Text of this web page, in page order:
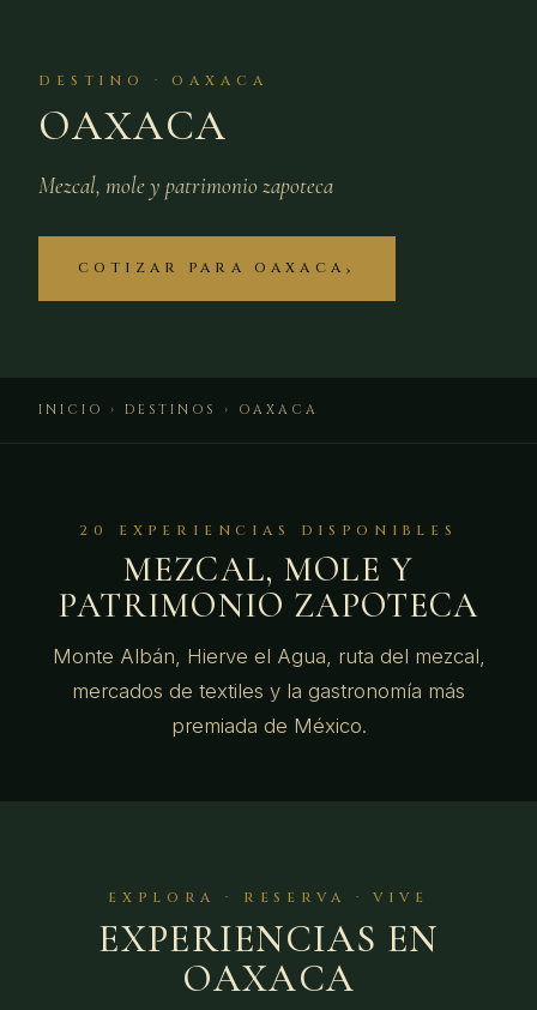
DESTINO · OAXACA
OAXACA
Mezcal, mole y patrimonio zapoteca
COTIZAR PARA OAXACA
INICIO › DESTINOS › OAXACA
20 EXPERIENCIAS DISPONIBLES
MEZCAL, MOLE Y
PATRIMONIO ZAPOTECA
Monte Albán, Hierve el Agua, ruta del mezcal,
mercados de textiles y la gastronomía más
premiada de México.
EXPLORA · RESERVA · VIVE
EXPERIENCIAS EN
OAXACA